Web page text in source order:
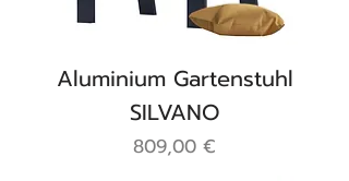
Aluminium Gartenstuhl
SILVANO
Preis
809,00 €